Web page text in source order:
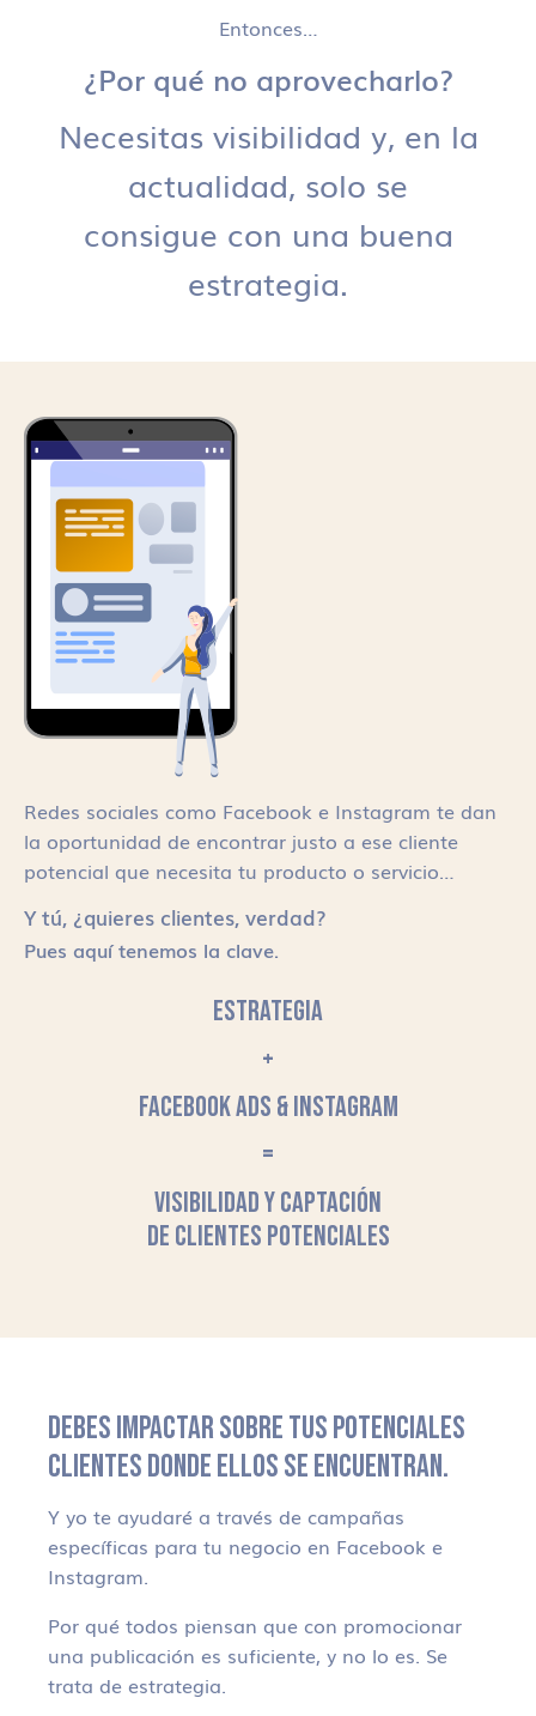
Entonces…
¿Por qué no aprovecharlo?
Necesitas visibilidad y, en la
actualidad, solo se
consigue con una buena
estrategia.
Redes sociales como Facebook e Instagram te dan
la oportunidad de encontrar justo a ese cliente
potencial que necesita tu producto o servicio…
Y tú, ¿quieres clientes, verdad?
Pues aquí tenemos la clave.
ESTRATEGIA
+
FACEBOOK ADS & INSTAGRAM
=
VISIBILIDAD Y CAPTACIÓN
DE CLIENTES POTENCIALES
DEBES IMPACTAR SOBRE TUS POTENCIALES
CLIENTES DONDE ELLOS SE ENCUENTRAN.
Y yo te ayudaré a través de campañas
específicas para tu negocio en Facebook e
Instagram.
Por qué todos piensan que con promocionar
una publicación es suficiente, y no lo es. Se
trata de estrategia.